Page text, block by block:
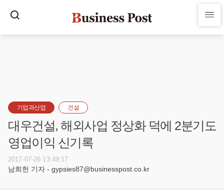
기업과산업 건설
대우건설, 해외사업 정상화 덕에 2분기도
영업이익 신기록
2017-07-26 13:49:17
남희헌 기자 - gypsies87@businesspost.co.kr